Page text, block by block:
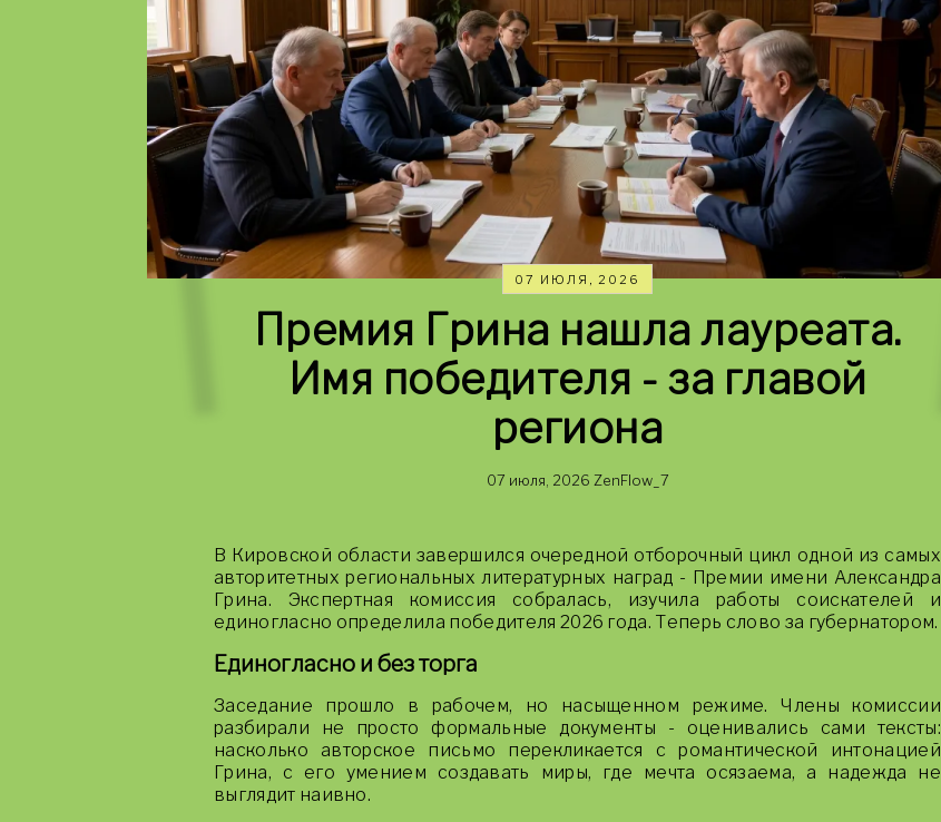
07 ИЮЛЯ, 2026
Премия Грина нашла лауреата.
Имя победителя - за главой
региона
07 июля, 2026 ZenFlow_7
В Кировской области завершился очередной отборочный цикл одной из самых
авторитетных региональных литературных наград - Премии имени Александра
Грина. Экспертная комиссия собралась, изучила работы соискателей и
единогласно определила победителя 2026 года. Теперь слово за губернатором.
Единогласно и без торга
Заседание прошло в рабочем, но насыщенном режиме. Члены комиссии
разбирали не просто формальные документы - оценивались сами тексты:
насколько авторское письмо перекликается с романтической интонацией
Грина, с его умением создавать миры, где мечта осязаема, а надежда не
выглядит наивно.